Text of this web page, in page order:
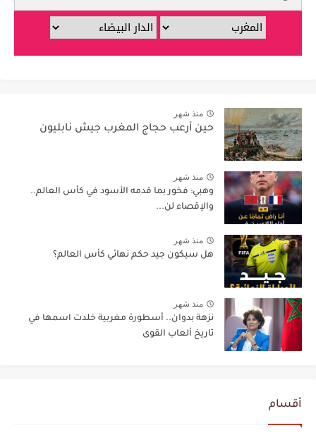
منذ شهر
حين أرعب حجاج المغرب جيش نابليون
منذ شهر
وهبي: فخور بما قدمه الأسود في كأس العالم..
والإقصاء لن...
منذ شهر
هل سيكون جيد حكم نهائي كأس العالم؟
منذ شهر
نزهة بدوان.. أسطورة مغربية خلدت اسمها في
تاريخ ألعاب القوى
أقسام